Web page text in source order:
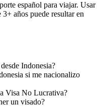
español para viajar. Usar
años puede resultar en
Indonesia?
si me nacionalizo
Visa No Lucrativa?
un visado?